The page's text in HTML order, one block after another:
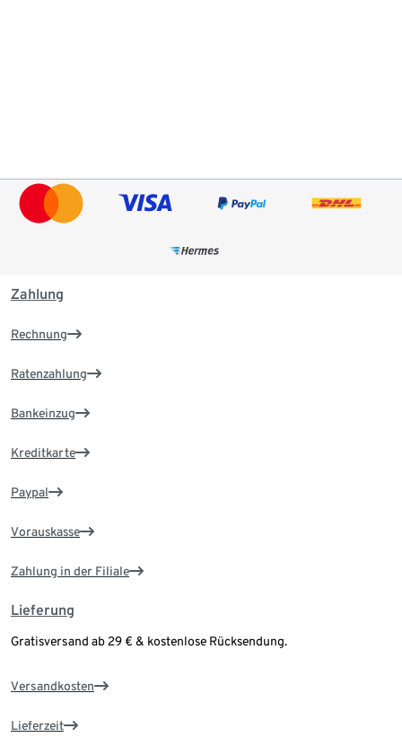
Zahlung
Rechnung
Ratenzahlung
Bankeinzug
Kreditkarte
Paypal
Vorauskasse
Zahlung in der Filiale
Lieferung
Gratisversand ab 29 € & kostenlose Rücksendung.
Versandkosten
Lieferzeit